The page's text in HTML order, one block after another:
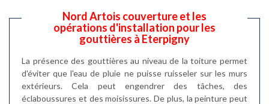
Nord Artois couverture et les
opérations d'installation pour les
gouttières à Eterpigny
La présence des gouttières au niveau de la toiture permet
d'éviter que l'eau de pluie ne puisse ruisseler sur les murs
extérieurs. Cela peut engendrer des tâches, des
éclaboussures et des moisissures. De plus, la peinture peut